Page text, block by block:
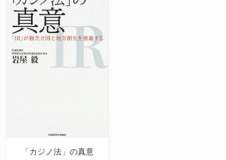
「カジノ法」の真意